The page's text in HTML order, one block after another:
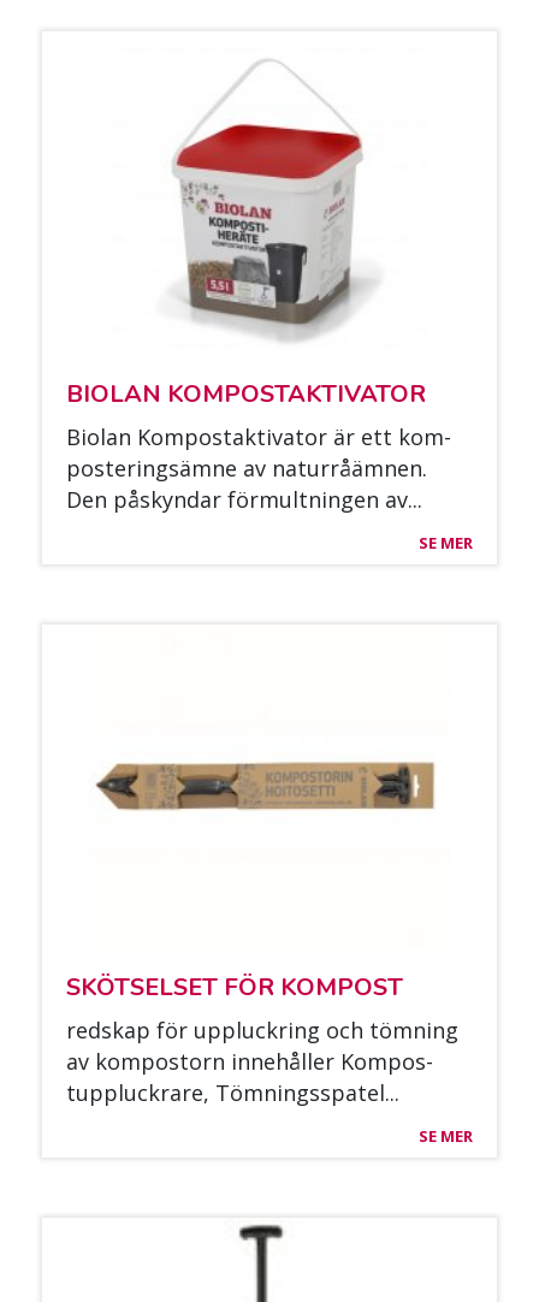
BIO­LAN KOM­POS­TAK­TI­VA­TOR
Bio­lan Kom­pos­tak­ti­va­tor är ett kom­
pos­te­ring­säm­ne av na­turråäm­nen.
Den pås­kyn­dar för­mult­nin­gen av...
SE MER
SKÖT­SEL­SET FÖR KOM­POST
reds­kap för uppluc­kring och töm­ning
av kom­pos­torn in­nehål­ler Kom­pos­
tuppluc­kra­re, Töm­ningss­pa­tel...
SE MER